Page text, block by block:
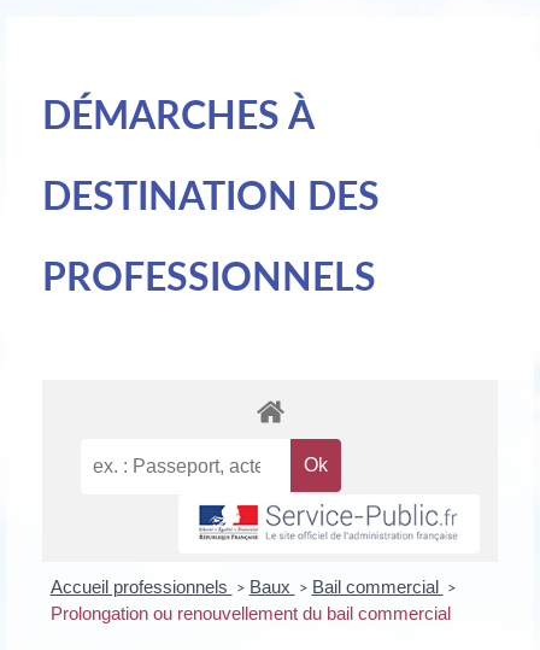
DÉMARCHES À
DESTINATION DES
PROFESSIONNELS
Accueil professionnels > Baux > Bail commercial >
Prolongation ou renouvellement du bail commercial